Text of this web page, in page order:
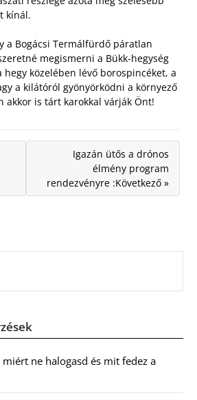
kínál.
a Bogácsi Termálfürdő páratlan
megismerni a Bükk-hegység
közelében lévő borospincéket, a
a kilátóról gyönyörködni a környező
akkor is tárt karokkal várják Önt!
Igazán ütős a drónos
élmény program
rendezvényre :Következő »
ne halogasd és mit fedez a